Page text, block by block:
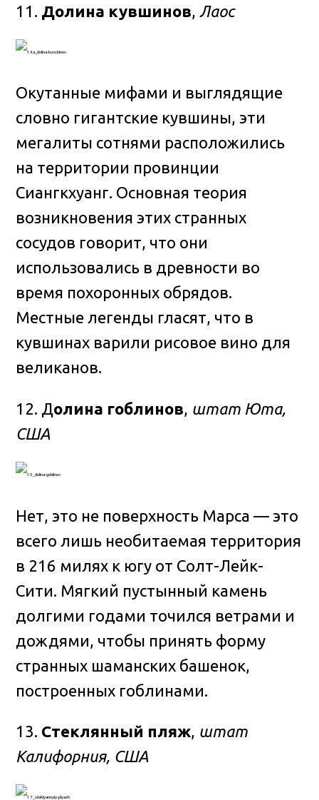
11. Долина кувшинов, Лаос
Окутанные мифами и выглядящие
словно гигантские кувшины, эти
мегалиты сотнями расположились
на территории провинции
Сиангкхуанг. Основная теория
возникновения этих странных
сосудов говорит, что они
использовались в древности во
время похоронных обрядов.
Местные легенды гласят, что в
кувшинах варили рисовое вино для
великанов.
12. Долина гоблинов, штат Юта,
США
Нет, это не поверхность Марса — это
всего лишь необитаемая территория
в 216 милях к югу от Солт-Лейк-
Сити. Мягкий пустынный камень
долгими годами точился ветрами и
дождями, чтобы принять форму
странных шаманских башенок,
построенных гоблинами.
13. Стеклянный пляж, штат
Калифорния, США